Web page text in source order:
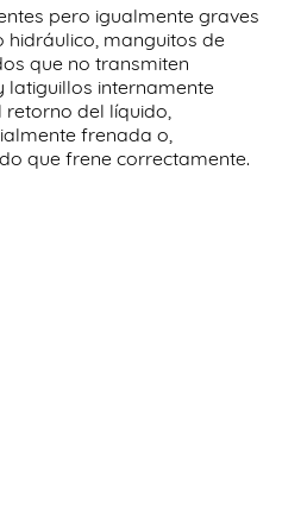
pero igualmente graves
hidráulico, manguitos de
que no transmiten
latiguillos internamente
del líquido,
frenada o,
que frene correctamente.